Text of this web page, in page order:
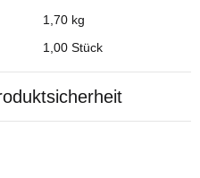
1,70 kg
1,00 Stück